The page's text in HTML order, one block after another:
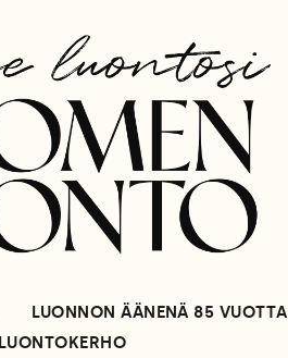
LUONNON ÄÄNENÄ 85 VUOTTA
LUONTOKERHO